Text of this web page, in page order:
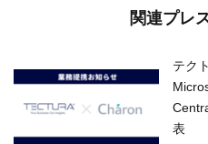
関連プレ
テク
表